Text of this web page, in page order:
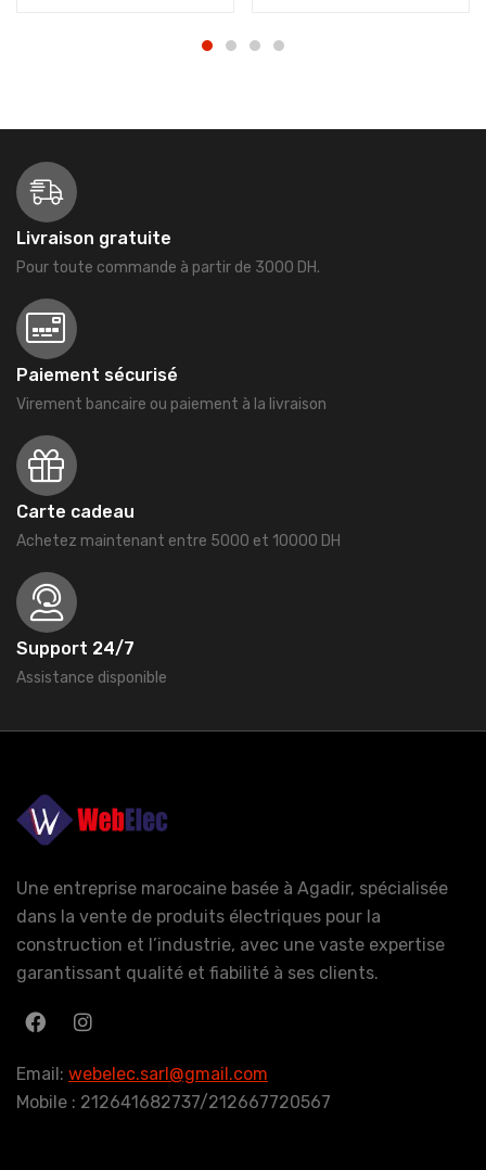
Livraison gratuite
Pour toute commande à partir de 3000 DH.
Paiement sécurisé
Virement bancaire ou paiement à la livraison
Carte cadeau
Achetez maintenant entre 5000 et 10000 DH
Support 24/7
Assistance disponible
Une entreprise marocaine basée à Agadir, spécialisée
dans la vente de produits électriques pour la
construction et l’industrie, avec une vaste expertise
garantissant qualité et fiabilité à ses clients.
Email: webelec.sarl@gmail.com
Mobile : 212641682737/212667720567